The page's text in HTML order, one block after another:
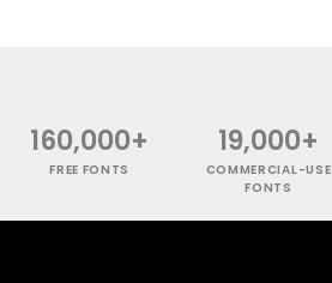
160,000+
FREE FONTS
19,000+
COMMERCIAL-USE
FONTS